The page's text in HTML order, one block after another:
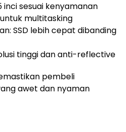
inci sesuai kenyamanan
multitasking
SSD lebih cepat dibanding
tinggi dan anti-reflective
pembeli
awet dan nyaman